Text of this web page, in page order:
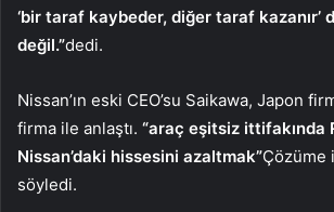
‘bir taraf kaybeder, diğer taraf kazanır’
değil.”dedi.
Nissan’ın eski CEO’su Saikawa, Japon
firma ile anlaştı. “araç eşitsiz ittifakında
Nissan’daki hissesini azaltmak”Çözüme
söyledi.